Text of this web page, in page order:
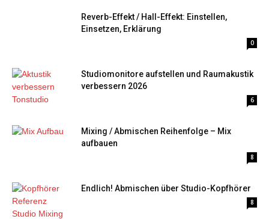
Reverb-Effekt / Hall-Effekt: Einstellen,
Einsetzen, Erklärung
0
Studiomonitore aufstellen und Raumakustik
verbessern 2026
6
Mixing / Abmischen Reihenfolge – Mix
aufbauen
8
Endlich! Abmischen über Studio-Kopfhörer
8